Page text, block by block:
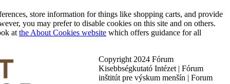
store information for things like shopping carts, and provide
you may prefer to disable cookies on this site and on others.
at the About Cookies website which offers guidance for all
Copyright 2024 Fórum
Kisebbségkutató Intézet | Fórum
inštitút pre výskum menšín | Forum